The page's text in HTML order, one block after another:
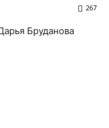
267
Бруданова